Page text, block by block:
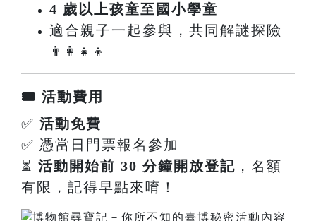
4 歲以上孩童至國小學童
適合親子一起參與，共同解謎探險
👨‍👩‍👧‍👦
🎟️ 活動費用
✅ 活動免費
✅ 憑當日門票報名參加
⏳ 活動開始前 30 分鐘開放登記 ，名額
有限，記得早點來唷！